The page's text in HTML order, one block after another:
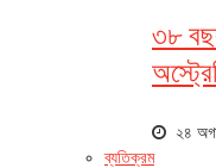
৩৮
২৪
ব্যতিক্রম